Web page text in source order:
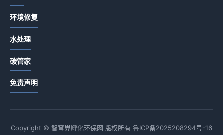
环境修复
水处理
碳管家
免责声明
Copyright © 智穹界孵化环保网 版权所有 鲁ICP备2025208294号-16